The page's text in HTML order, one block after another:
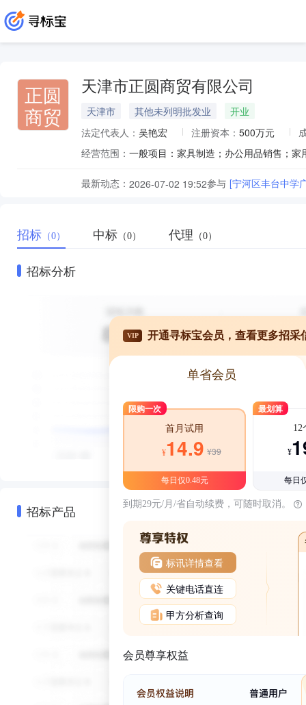
正圆
商贸
天津市正圆商贸有限公司
天津市 其他未列明批发业
开业
法定代表人： 吴艳宏 注册资本： 500万元
经营范围：
最新动态： 2026-07-02 19:52参与 [宁河区丰台中学
招标 （0） 中标 （0） 代理 （0）
招标分析
招标产品
VIP 开通寻标宝会员，查看更多招采
单省会员
限购一次
首月试用
¥14.9 ¥39
每日仅0.48元
最划算
12
¥
每日
到期29元/月/省自动续费，可随时取消。
标讯详情查看
关键电话直连
甲方分析查询
会员尊享权益